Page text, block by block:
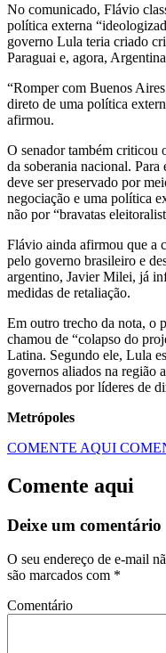
No comunicado, Flávio
política externa
governo Lula teria criado
Paraguai e, agora,
“Romper com Buenos
direto de uma política
afirmou.
O senador também criticou
da soberania nacional.
deve ser preservado por
negociação e uma política
não por “bravatas
Flávio ainda afirmou que a
pelo governo brasileiro e
argentino, Javier Milei, já
medidas de retaliação.
Em outro trecho da nota, o
chamou de “colapso do
Latina. Segundo ele, Lula
governos aliados na região
governados por líderes de
Metrópoles
COMENTE AQUI
Comente aqui
Deixe um comentário
O seu endereço de e-mail
são marcados com *
Comentário